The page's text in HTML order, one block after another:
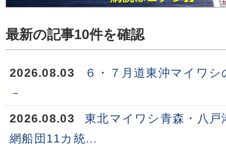
最新の記事10件を確認
2026.08.03
６・７月道東沖マイワ
－
2026.08.03
東北マイワシ青森・八
網船団11カ統...